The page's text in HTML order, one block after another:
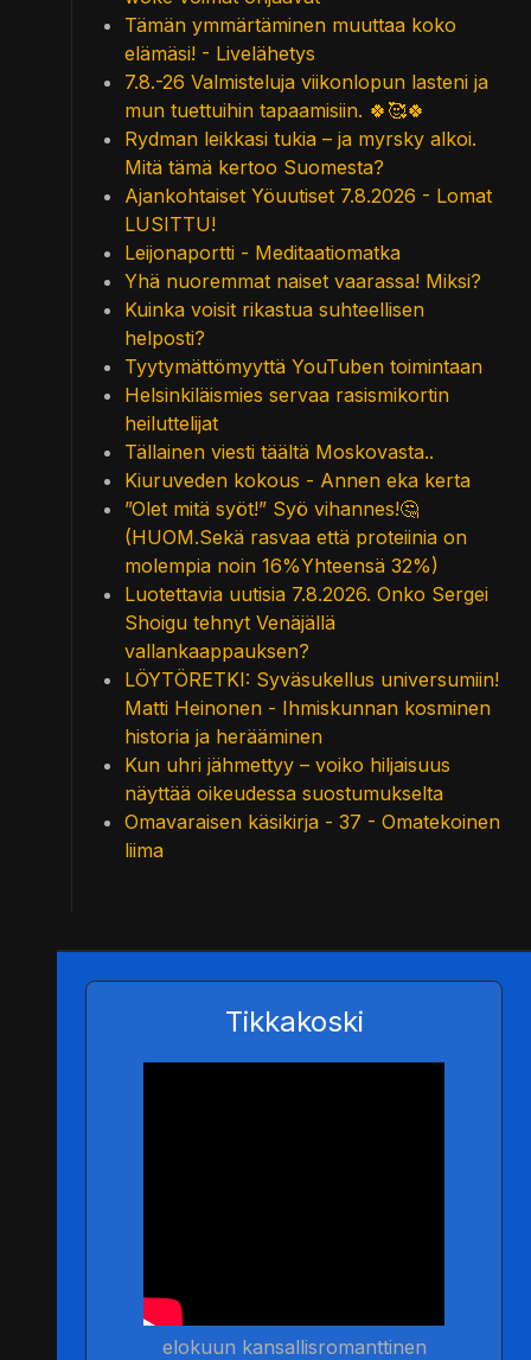
Tämän ymmärtäminen muuttaa koko
elämäsi! - Livelähetys
7.8.-26 Valmisteluja viikonlopun lasteni ja
mun tuettuihin tapaamisiin. 🍀🥰🍀
Rydman leikkasi tukia – ja myrsky alkoi.
Mitä tämä kertoo Suomesta?
Ajankohtaiset Yöuutiset 7.8.2026 - Lomat
LUSITTU!
Leijonaportti - Meditaatiomatka
Yhä nuoremmat naiset vaarassa! Miksi?
Kuinka voisit rikastua suhteellisen
helposti?
Tyytymättömyyttä YouTuben toimintaan
Helsinkiläismies servaa rasismikortin
heiluttelijat
Tällainen viesti täältä Moskovasta..
Kiuruveden kokous - Annen eka kerta
”Olet mitä syöt!” Syö vihannes!🤔
(HUOM.Sekä rasvaa että proteiinia on
molempia noin 16%Yhteensä 32%)
Luotettavia uutisia 7.8.2026. Onko Sergei
Shoigu tehnyt Venäjällä
vallankaappauksen?
LÖYTÖRETKI: Syväsukellus universumiin!
Matti Heinonen - Ihmiskunnan kosminen
historia ja herääminen
Kun uhri jähmettyy – voiko hiljaisuus
näyttää oikeudessa suostumukselta
Omavaraisen käsikirja - 37 - Omatekoinen
liima
Tikkakoski
elokuun kansallisromanttinen